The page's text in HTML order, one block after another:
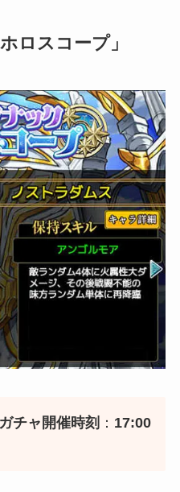
ロスコープ」
チャ開催時刻 ： 17:00